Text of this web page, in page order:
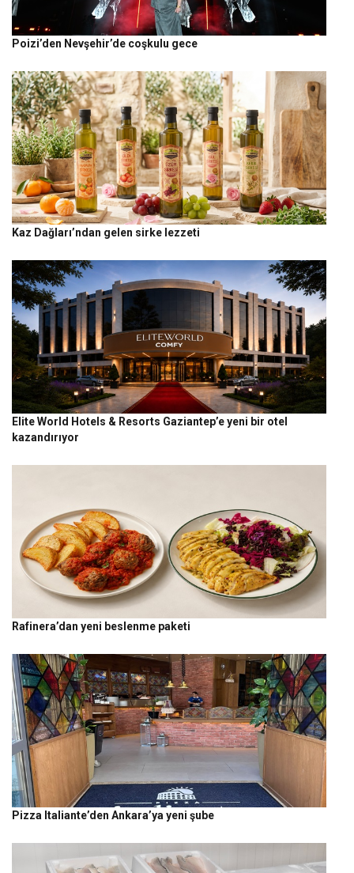
Poizi’den Nevşehir’de coşkulu gece
Kaz Dağları’ndan gelen sirke lezzeti
Elite World Hotels & Resorts Gaziantep’e yeni bir otel
kazandırıyor
Rafinera’dan yeni beslenme paketi
Pizza Italiante’den Ankara’ya yeni şube